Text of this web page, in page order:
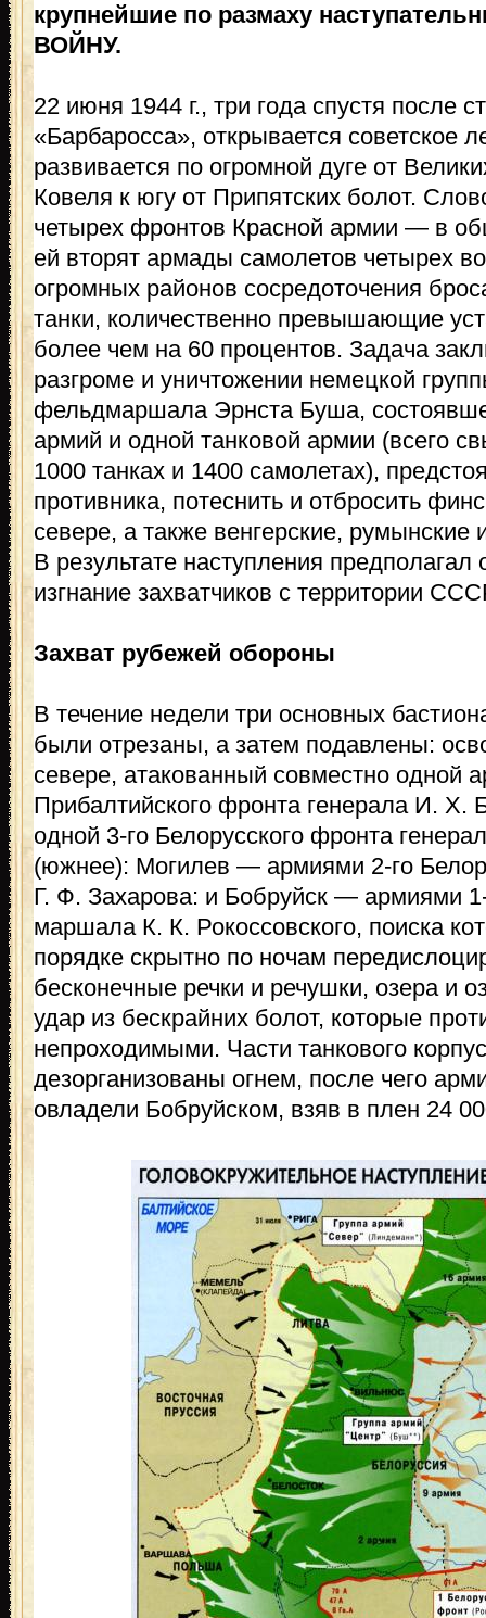
крупнейшие по размаху
ВОЙНУ.
22 июня 1944 г., три года спустя после
«Барбаросса», открывается советское
развивается по огромной дуге от
Ковеля к югу от Припятских болот.
четырех фронтов Красной армии — в
ей вторят армады самолетов четырех
огромных районов сосредоточения
танки, количественно превышающие
более чем на 60 процентов. Задача
разгроме и уничтожении немецкой
фельдмаршала Эрнста Буша,
армий и одной танковой армии (всего
1000 танках и 1400 самолетах),
противника, потеснить и отбросить
севере, а также венгерские,
В результате наступления предполагал
изгнание захватчиков с территории
Захват рубежей обороны
В течение недели три основных
были отрезаны, а затем подавлены:
севере, атакованный совместно одной
Прибалтийского фронта генерала И. X.
одной 3-го Белорусского фронта
(южнее): Могилев — армиями 2-го
Г. Ф. Захарова: и Бобруйск — армиями
маршала К. К. Рокоссовского, поиска
порядке скрытно по ночам
бесконечные речки и речушки, озера и
удар из бескрайних болот, которые
непроходимыми. Части танкового
дезорганизованы огнем, после чего
овладели Бобруйском, взяв в плен 24